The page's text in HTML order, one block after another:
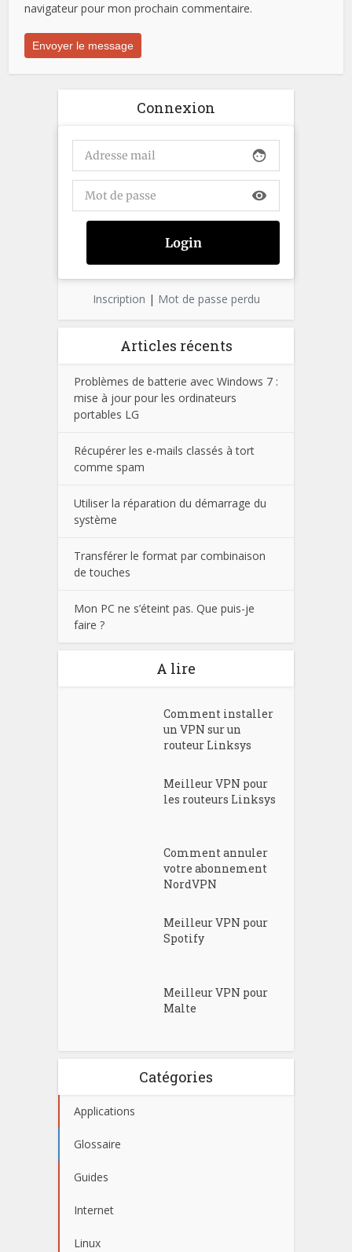
navigateur pour mon prochain commentaire.
Connexion
face
visibility
Inscription | Mot de passe perdu
Articles récents
Problèmes de batterie avec Windows 7 :
mise à jour pour les ordinateurs
portables LG
Récupérer les e-mails classés à tort
comme spam
Utiliser la réparation du démarrage du
système
Transférer le format par combinaison
de touches
Mon PC ne s’éteint pas. Que puis-je
faire ?
A lire
Comment installer
un VPN sur un
routeur Linksys
Meilleur VPN pour
les routeurs Linksys
Comment annuler
votre abonnement
NordVPN
Meilleur VPN pour
Spotify
Meilleur VPN pour
Malte
Catégories
Applications
Glossaire
Guides
Internet
Linux